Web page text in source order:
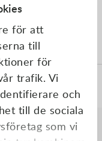
för att
till
för
trafik. Vi
och
till de sociala
som vi